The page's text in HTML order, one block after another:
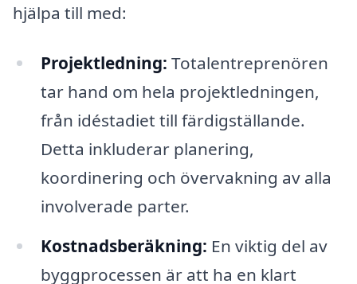
hjälpa till med:
Projektledning: Totalentreprenören
tar hand om hela projektledningen,
från idéstadiet till färdigställande.
Detta inkluderar planering,
koordinering och övervakning av alla
involverade parter.
Kostnadsberäkning: En viktig del av
byggprocessen är att ha en klart